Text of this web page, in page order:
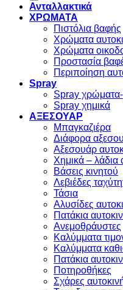
Ανταλλακτικά
ΧΡΩΜΑΤΑ
Πιστόλια βαφής
Χρώματα
Χρώματα
Προστασία
Περιποίηση
Spray
Spray χρώματα-
Spray χημικά
ΑΞΕΣΟΥΑΡ
Μπαγκαζιέρα
Διάφορα
Αξεσουάρ
Χημικά – λάδια
Βάσεις κινητού
Λεβιέδες
Τάσια
Αλυσίδες
Πατάκια
Ανεμοθράυστες
Καλύμματα
Καλύμματα
Πατάκια
Ποτηροθήκες
Σχάρες